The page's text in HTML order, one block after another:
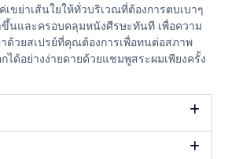
เขย่าเส้นใยให้ทั่วบริเวณที่ต้องการตบเบาๆ
ขึ้นและครอบคลุมหนังศีรษะทันที เพื่อความ
ด้วยสเปรย์ที่คุณต้องการเพื่อทนต่อสภาพ
ได้อย่างง่ายดายด้วยแชมพูสระผมเพียงครั้ง